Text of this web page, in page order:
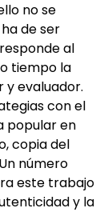
no se
de ser
al
tiempo la
y evaluador.
con el
popular en
copia del
número
este trabajo
y la